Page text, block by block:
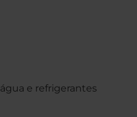
e refrigerantes